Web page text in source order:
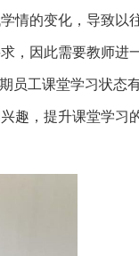
情的变化，导致以
，因此需要教师进
员工课堂学习状态
趣，提升课堂学习